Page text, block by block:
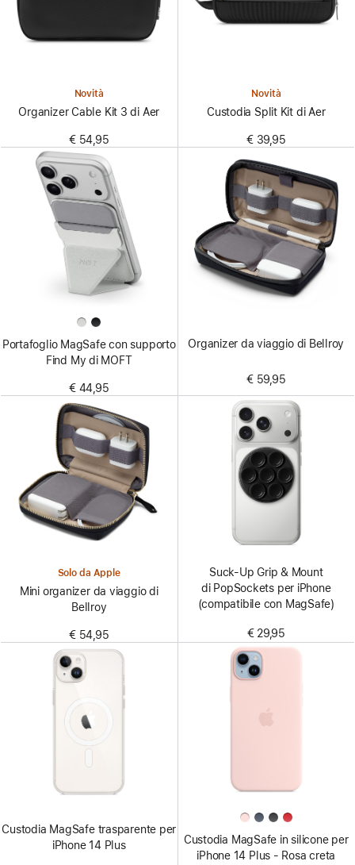
Novità
Organizer Cable Kit 3 di Aer
€ 54,95
Novità
Custodia Split Kit di Aer
€ 39,95
Portafoglio MagSafe con supporto
Find My di MOFT
€ 44,95
Organizer da viaggio di Bellroy
€ 59,95
Solo da Apple
Mini organizer da viaggio di
Bellroy
€ 54,95
Suck-Up Grip & Mount
di PopSockets per iPhone
(compatibile con MagSafe)
€ 29,95
Custodia MagSafe trasparente per
iPhone 14 Plus
Custodia MagSafe in silicone per
iPhone 14 Plus - Rosa creta